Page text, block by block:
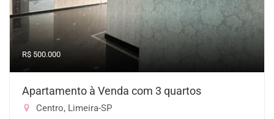
R$ 500.000
Apartamento à Venda com 3 quartos
Centro, Limeira-SP